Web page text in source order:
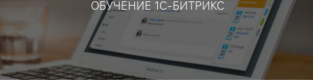
ОБУЧЕНИЕ 1C-БИТРИКС